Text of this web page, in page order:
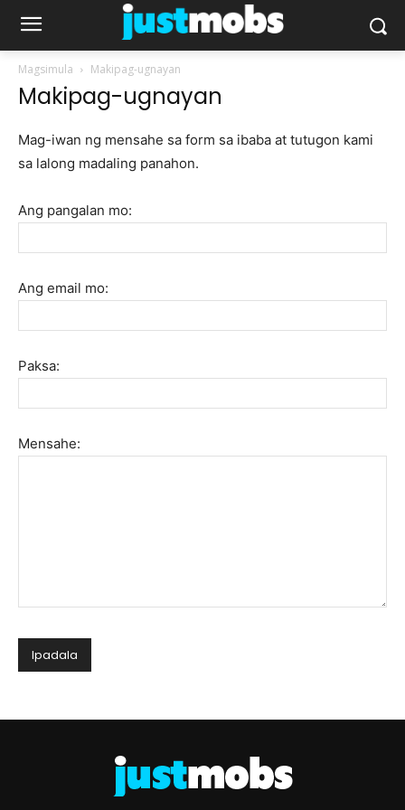
Magsimula Makipag-ugnayan
Makipag-ugnayan
Mag-iwan ng mensahe sa form sa ibaba at tutugon kami
sa lalong madaling panahon.
Ang pangalan mo:
Ang email mo:
Paksa:
Mensahe: